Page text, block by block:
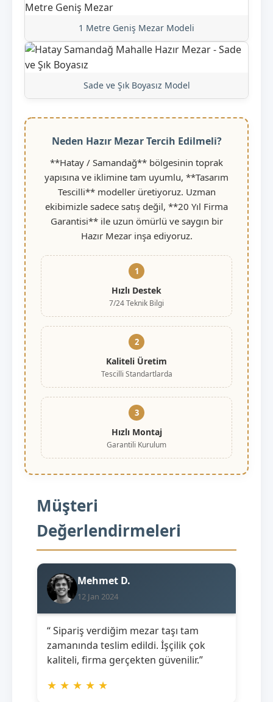
1 Metre Geniş Mezar Modeli
Sade ve Şık Boyasız Model
Neden Hazır Mezar Tercih Edilmeli?
**Hatay / Samandağ** bölgesinin toprak
yapısına ve iklimine tam uyumlu, **Tasarım
Tescilli** modeller üretiyoruz. Uzman
ekibimizle sadece satış değil, **20 Yıl Firma
Garantisi** ile uzun ömürlü ve saygın bir
Hazır Mezar inşa ediyoruz.
1
Hızlı Destek
7/24 Teknik Bilgi
2
Kaliteli Üretim
Tescilli Standartlarda
3
Hızlı Montaj
Garantili Kurulum
Müşteri
Değerlendirmeleri
Mehmet D.
12 Jan 2024
“ Sipariş verdiğim mezar taşı tam
zamanında teslim edildi. İşçilik çok
kaliteli, firma gerçekten güvenilir.”
★ ★ ★ ★ ★